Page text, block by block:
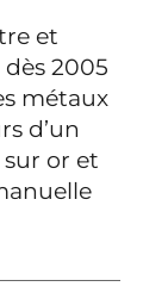
et
2005
métaux
d’un
or et